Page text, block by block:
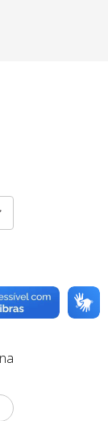
podem ser